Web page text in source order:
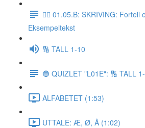
✍🏼 01.05.B: SKRIVING: Fortell
Eksempeltekst
🔢 TALL 1-10
🔵 QUIZLET "L01E": 🔢 TALL
ALFABETET (1:53)
UTTALE: Æ, Ø, Å (1:02)